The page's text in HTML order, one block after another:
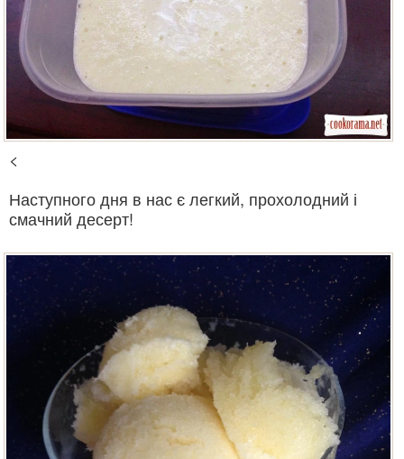
<
Наступного дня в нас є легкий, прохолодний і
смачний десерт!